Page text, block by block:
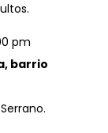
pm
barrio